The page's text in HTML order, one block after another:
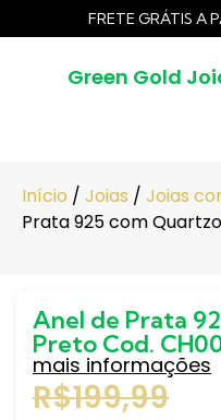
FRETE GRÁTIS A
Green Gold
Início / Joias / Joias
Prata 925 com
Anel de Prata
Preto Cod.
mais informações
R$199,99